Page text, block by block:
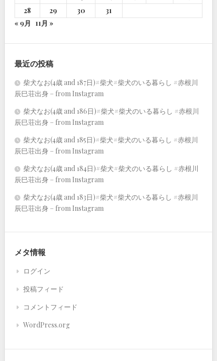
28
29 30
31
« 9月 11月 »
最近の投稿
柴犬なお(4歳 and 187日)#柴犬#柴犬のいる暮らし #赤根川
辰巳荘出身 – from Instagram
柴犬なお(4歳 and 186日)#柴犬#柴犬のいる暮らし #赤根川
辰巳荘出身 – from Instagram
柴犬なお(4歳 and 185日)#柴犬#柴犬のいる暮らし #赤根川
辰巳荘出身 – from Instagram
柴犬なお(4歳 and 184日)#柴犬#柴犬のいる暮らし #赤根川
辰巳荘出身 – from Instagram
柴犬なお(4歳 and 183日)#柴犬#柴犬のいる暮らし #赤根川
辰巳荘出身 – from Instagram
メタ情報
ログイン
投稿フィード
コメントフィード
WordPress.org